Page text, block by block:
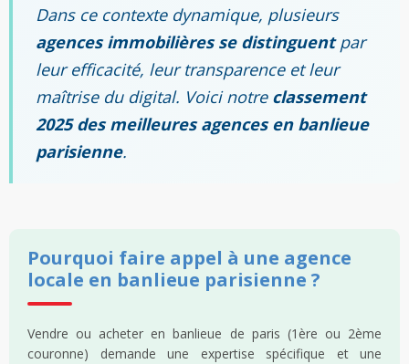
Dans ce contexte dynamique, plusieurs
agences immobilières se distinguentpar
leur efficacité, leur transparence et leur
maîtrise du digital. Voici notre classement
2025 des meilleures agences en banlieue
parisienne.
Pourquoi faire appel à une agence
locale en banlieue parisienne ?
Vendre ou acheter en banlieue de paris (1ère ou 2ème
couronne) demande une expertise spécifique et une